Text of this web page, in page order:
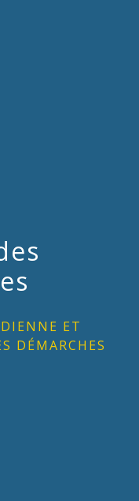
ET
DÉMARCHES